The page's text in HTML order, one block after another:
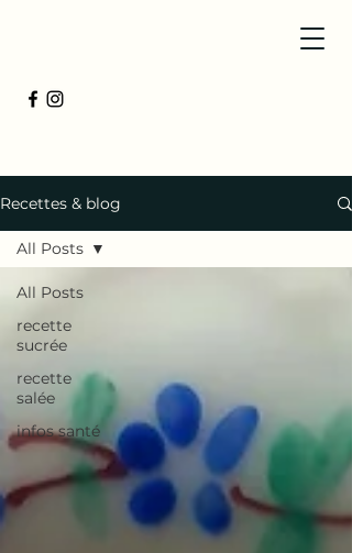
Recettes & blog
All Posts
recette
sucrée
recette
salée
infos santé
All Posts